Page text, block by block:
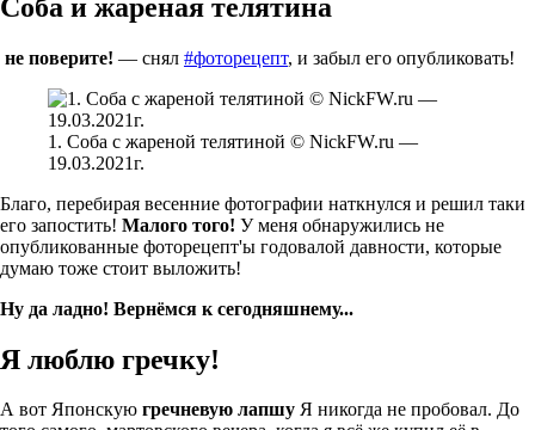
Соба и жареная телятина
не поверите! — снял #фоторецепт, и забыл его опубликовать!
1. Соба с жареной телятиной © NickFW.ru —
19.03.2021г.
Благо, перебирая весенние фотографии наткнулся и решил таки
его запостить! Малого того! У меня обнаружились не
опубликованные фоторецепт'ы годовалой давности, которые
думаю тоже стоит выложить!
Ну да ладно! Вернёмся к сегодняшнему...
Я люблю гречку!
А вот Японскую гречневую лапшу Я никогда не пробовал. До